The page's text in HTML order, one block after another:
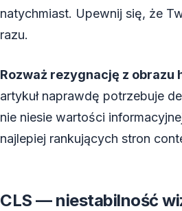
natychmiast. Upewnij się, że
razu.
Rozważ rezygnację z obrazu
artykuł naprawdę potrzebuje
nie niesie wartości
najlepiej rankujących stron
CLS — niestabilność